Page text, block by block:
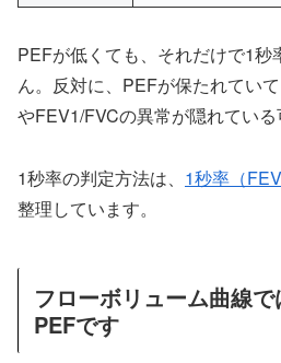
PEFが低くても、それだけで1秒
ん。反対に、PEFが保たれてい
やFEV1/FVCの異常が隠れている
1秒率の判定方法は、 1秒率（
整理しています。
フローボリューム曲線
PEFです